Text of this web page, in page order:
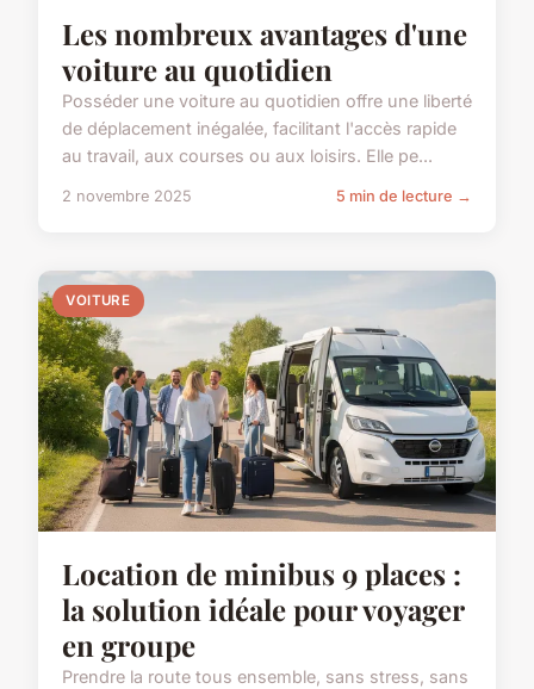
Les nombreux avantages d'une
voiture au quotidien
Posséder une voiture au quotidien offre une liberté
de déplacement inégalée, facilitant l'accès rapide
au travail, aux courses ou aux loisirs. Elle pe...
2 novembre 2025 5 min de lecture →
VOITURE
Location de minibus 9 places :
la solution idéale pour voyager
en groupe
Prendre la route tous ensemble, sans stress, sans